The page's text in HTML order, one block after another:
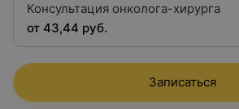
Консультация онколога-хирурга
от 43,44 руб.
Записаться